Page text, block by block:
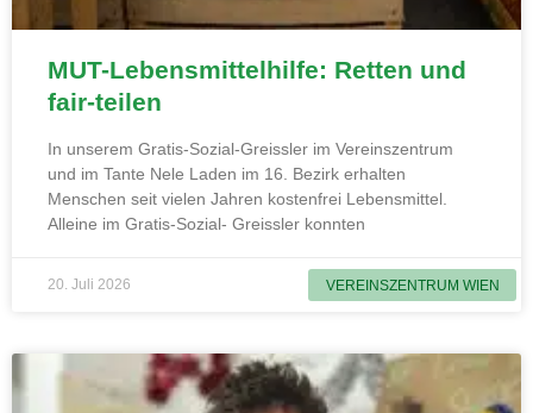
VEREINSZENTRUM WIEN
MUT-Lebensmittelhilfe: Retten und
fair-teilen
In unserem Gratis-Sozial-Greissler im Vereinszentrum
und im Tante Nele Laden im 16. Bezirk erhalten
Menschen seit vielen Jahren kostenfrei Lebensmittel.
Alleine im Gratis-Sozial- Greissler konnten
20. Juli 2026